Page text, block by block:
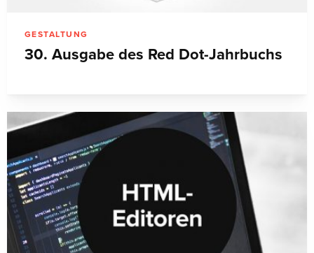
GESTALTUNG
30. Ausgabe des Red Dot-Jahrbuchs